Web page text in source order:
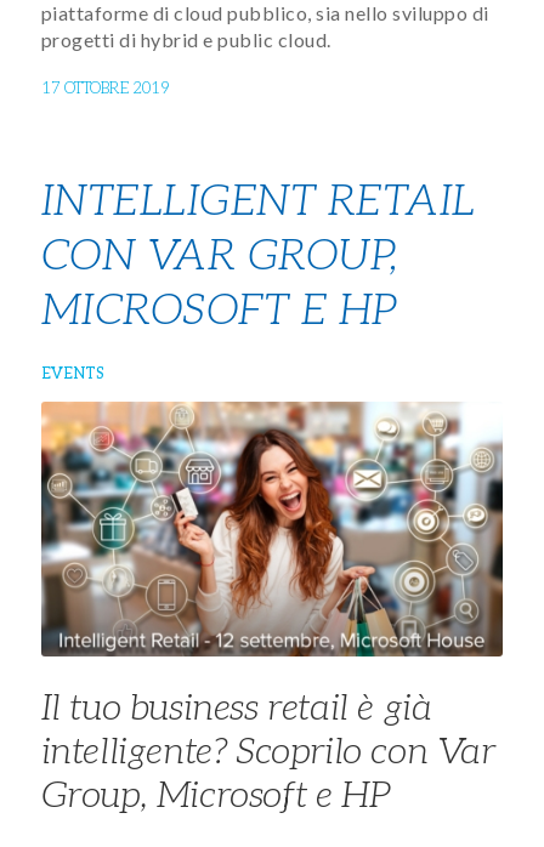
piattaforme di cloud pubblico, sia nello sviluppo di
progetti di hybrid e public cloud.
17 OTTOBRE 2019
INTELLIGENT RETAIL
CON VAR GROUP,
MICROSOFT E HP
EVENTS
Il tuo business retail è già
intelligente? Scoprilo con Var
Group, Microsoft e HP